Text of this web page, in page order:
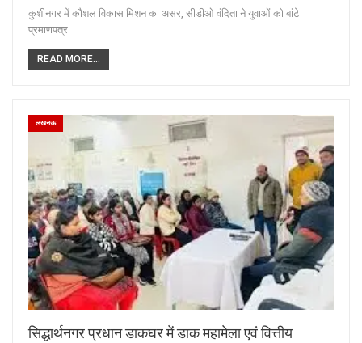
कुशीनगर में कौशल विकास मिशन का असर, सीडीओ वंदिता ने युवाओं को बांटे
प्रमाणपत्र
READ MORE...
लखनऊ
सिद्धार्थनगर प्रधान डाकघर में डाक महामेला एवं वित्तीय